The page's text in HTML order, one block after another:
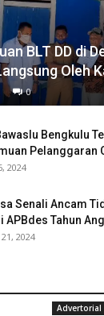
BLT DD di
Oleh
0
Bengkulu
Pelanggaran
2024
Senali Ancam
APBdes Tahun
2024
Advertorial